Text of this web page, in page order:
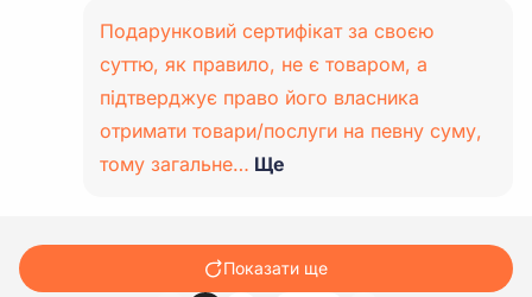
Подарунковий сертифікат за своєю
суттю, як правило, не є товаром, а
підтверджує право його власника
отримати товари/послуги на певну суму,
тому загальне… Ще
Показати ще